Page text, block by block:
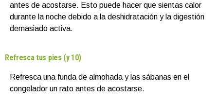
antes de acostarse. Esto puede hacer que sientas calor
durante la noche debido a la deshidratación y la digestión
demasiado activa.
Refresca tus pies (y 10)
Refresca una funda de almohada y las sábanas en el
congelador un rato antes de acostarse.